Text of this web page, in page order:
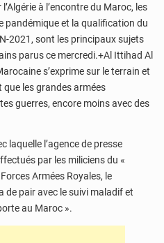
à l’encontre du Maroc, les
et la qualification du
2021, sont les principaux sujets
parus ce mercredi.+Al Ittihad Al
s’exprime sur le terrain et
les grandes armées
guerres, encore moins avec des
laquelle l’agence de presse
par les miliciens du «
Armées Royales, le
de pair avec le suivi maladif et
au Maroc ».